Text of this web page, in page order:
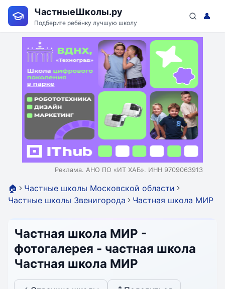
ЧастныеШколы.ру
Подберите ребёнку лучшую школу
👤
Реклама. АНО ПО «ИТ ХАБ». ИНН 9709063913
🏠
Частные школы Московской области
Частные школы Звенигорода
Частная школа МИР
Частная школа МИР -
фотогалерея - частная школа
Частная школа МИР